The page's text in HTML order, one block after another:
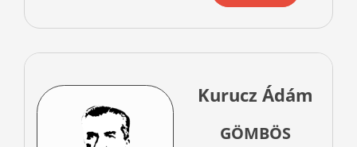
Kurucz Ádám
GÖMBÖS